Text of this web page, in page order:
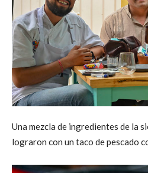
Una mezcla de ingredientes de la
lograron con un taco de pescado